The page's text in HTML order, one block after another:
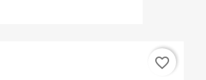
favorite_border